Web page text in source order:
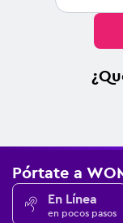
Pórtate a
En Línea
en pocos pasos